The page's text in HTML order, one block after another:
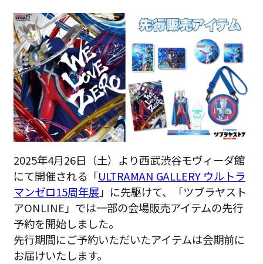
2025年4月26日（土）より西武渋谷モヴィーダ館
にて開催される「ULTRAMAN GALLERY ウルトラ
マンゼロ15周年展」に先駆けて、「ツブラヤスト
アONLINE」では一部の会場販売アイテムの先行
予約を開始しました。
先行期間にご予約いただいたアイテムは会期前に
お届けいたします。